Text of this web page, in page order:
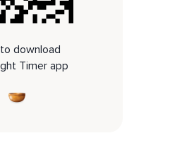
download
Timer app